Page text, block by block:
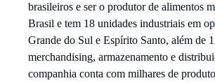
brasileiros e ser o produtor de alimentos
Brasil e tem 18 unidades industriais em
Grande do Sul e Espírito Santo, além de
merchandising, armazenamento e
companhia conta com milhares de